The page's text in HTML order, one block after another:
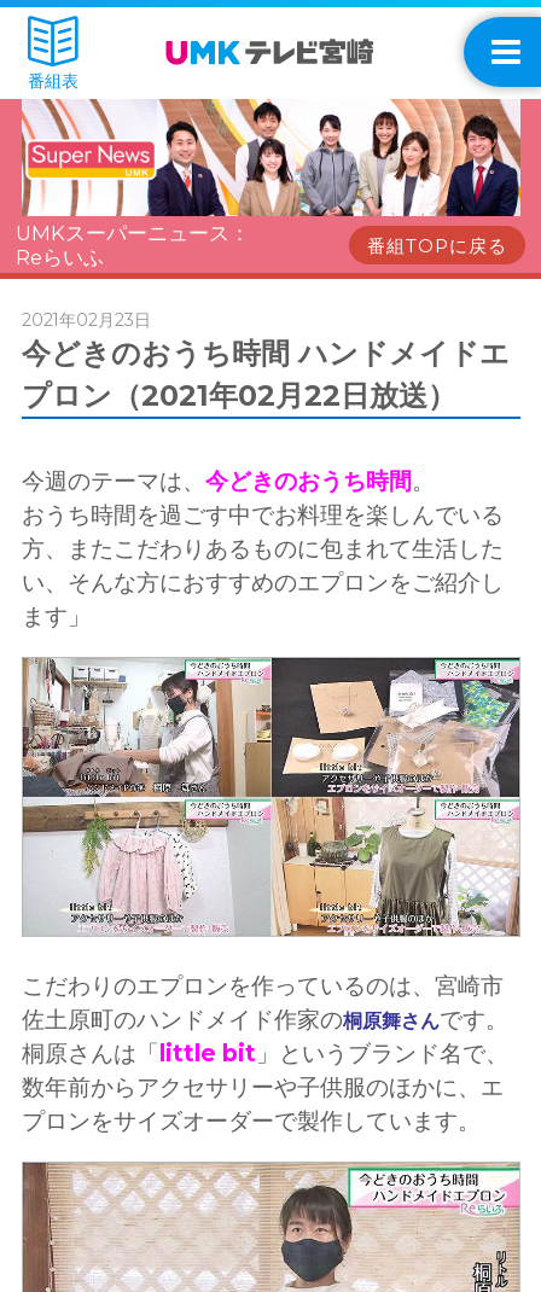
番組表
UMKスーパーニュース：
Reらいふ
番組TOPに戻る
2021年02月23日
今どきのおうち時間 ハンドメイドエ
プロン（2021年02月22日放送）
今週のテーマは、 今どきのおうち時間。
おうち時間を過ごす中でお料理を楽しんでいる
方、またこだわりあるものに包まれて生活した
い、そんな方におすすめのエプロンをご紹介し
ます」
こだわりのエプロンを作っているのは、宮崎市
佐土原町のハンドメイド作家の桐原舞さんです。
桐原さんは「 little bit 」というブランド名で、
数年前からアクセサリーや子供服のほかに、エ
プロンをサイズオーダーで製作しています。